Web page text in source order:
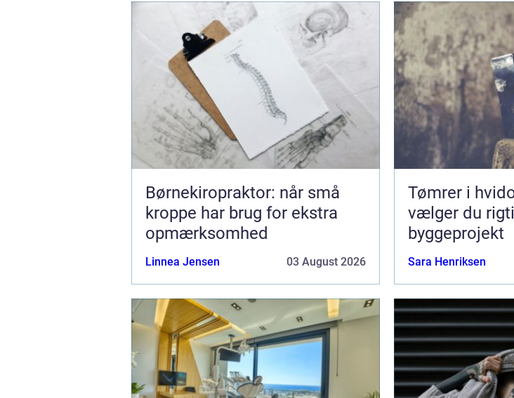
Børnekiropraktor: når små
kroppe har brug for ekstra
opmærksomhed
Linnea Jensen 03 August 2026
Tømrer i hvidovre
vælger du
byggeprojekt
Sara Henriksen